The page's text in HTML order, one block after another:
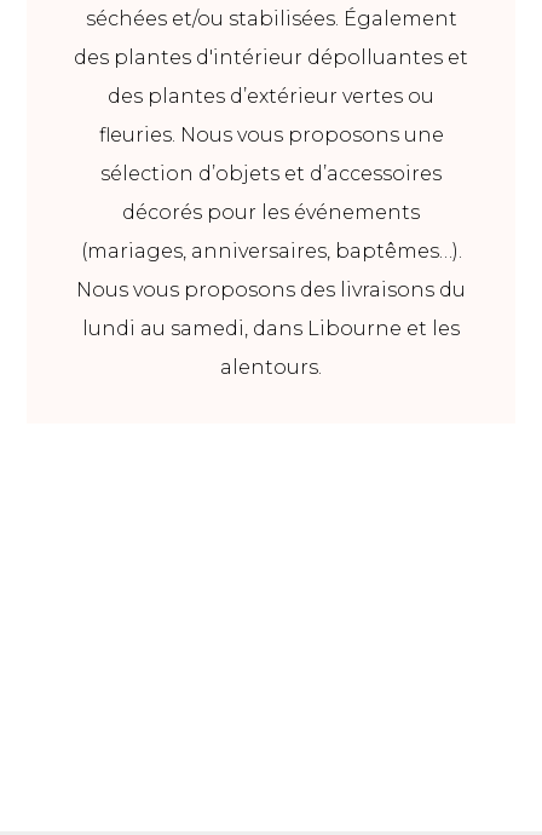
séchées et/ou stabilisées. Également
des plantes d'intérieur dépolluantes et
des plantes d’extérieur vertes ou
fleuries. Nous vous proposons une
sélection d’objets et d’accessoires
décorés pour les événements
(mariages, anniversaires, baptêmes…).
Nous vous proposons des livraisons du
lundi au samedi, dans Libourne et les
alentours.